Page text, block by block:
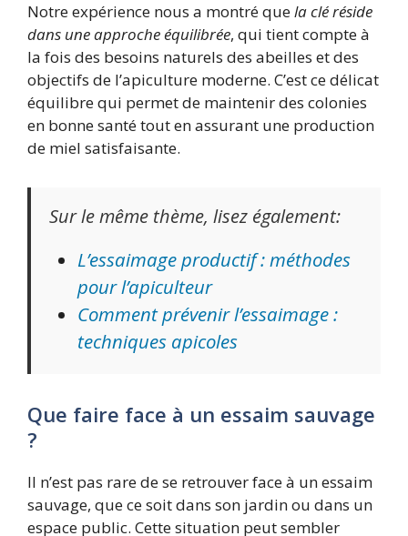
Notre expérience nous a montré quela clé réside
dans une approche équilibrée, qui tient compte à
la fois des besoins naturels des abeilles et des
objectifs de l’apiculture moderne. C’est ce délicat
équilibre qui permet de maintenir des colonies
en bonne santé tout en assurant une production
de miel satisfaisante.
Sur le même thème, lisez également:
L’essaimage productif : méthodes
pour l’apiculteur
Comment prévenir l’essaimage :
techniques apicoles
Que faire face à un essaim sauvage
?
Il n’est pas rare de se retrouver face à un essaim
sauvage, que ce soit dans son jardin ou dans un
espace public. Cette situation peut sembler